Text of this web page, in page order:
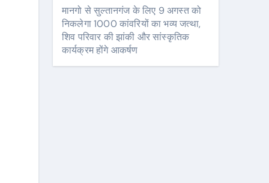
मानगो से सुल्तानगंज के लिए 9 अगस्त को
निकलेगा 1000 कांवरियों का भव्य जत्था,
शिव परिवार की झांकी और सांस्कृतिक
कार्यक्रम होंगे आकर्षण